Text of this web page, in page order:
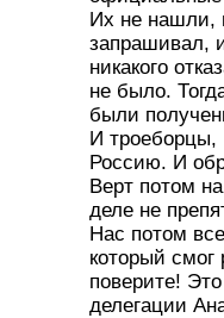
Их не нашли,
запрашивал,
никакого
не было.
были
И троеборцы,
Россию. И
Верт потом
деле не
Нас потом
который
поверите!
делегации